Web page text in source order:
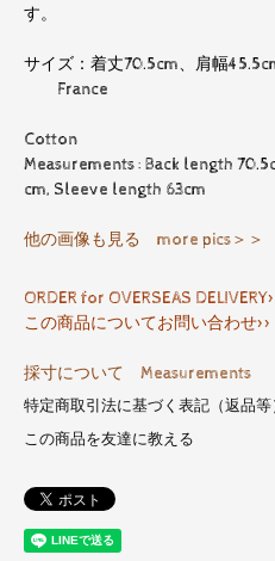
す。
サイズ：着丈70.5cm、肩幅
France
Cotton
Measurements : Back length
cm, Sleeve length 63cm
他の画像も見る more pics＞＞
ORDER for OVERSEAS
この商品についてお問い合わせ>>
採寸について Measurements
特定商取引法に基づく表記（返品等
この商品を友達に教える